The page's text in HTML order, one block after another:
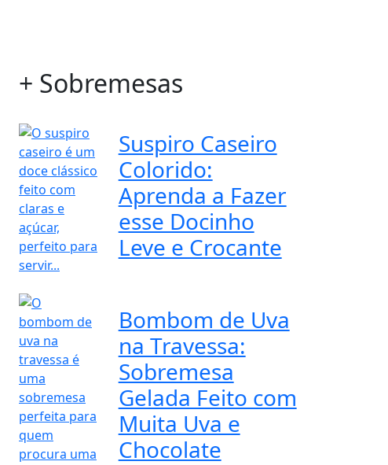
+ Sobremesas
Suspiro Caseiro
Colorido:
Aprenda a Fazer
esse Docinho
Leve e Crocante
Bombom de Uva
na Travessa:
Sobremesa
Gelada Feito com
Muita Uva e
Chocolate